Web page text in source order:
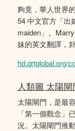
夠竟，華人世界
54 中文官方「出
maiden」。
妹的英文翻譯，
hd.qrtglobal.org/
人類圖 太陽
太陽閘門，是最
「第一個觀念」
況。太陽閘門推